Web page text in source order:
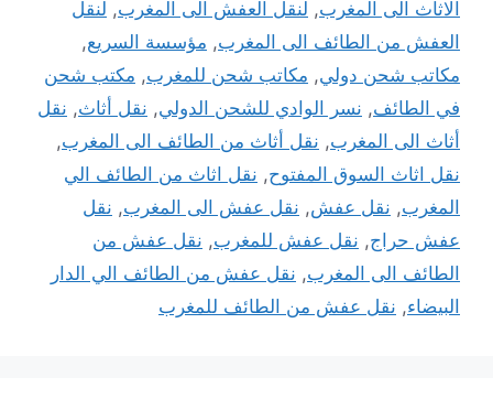
الاثاث الى المغرب, لنقل العفش الى المغرب, لنقل
العفش من الطائف الى المغرب, مؤسسة السريع,
مكاتب شحن دولي, مكاتب شحن للمغرب, مكتب شحن
في الطائف, نسر الوادي للشحن الدولي, نقل أثاث, نقل
أثاث الى المغرب, نقل أثاث من الطائف الى المغرب,
نقل اثاث السوق المفتوح, نقل اثاث من الطائف الي
المغرب, نقل عفش, نقل عفش الى المغرب, نقل
عفش حراج, نقل عفش للمغرب, نقل عفش من
الطائف الى المغرب, نقل عفش من الطائف الي الدار
البيضاء, نقل عفش من الطائف للمغرب